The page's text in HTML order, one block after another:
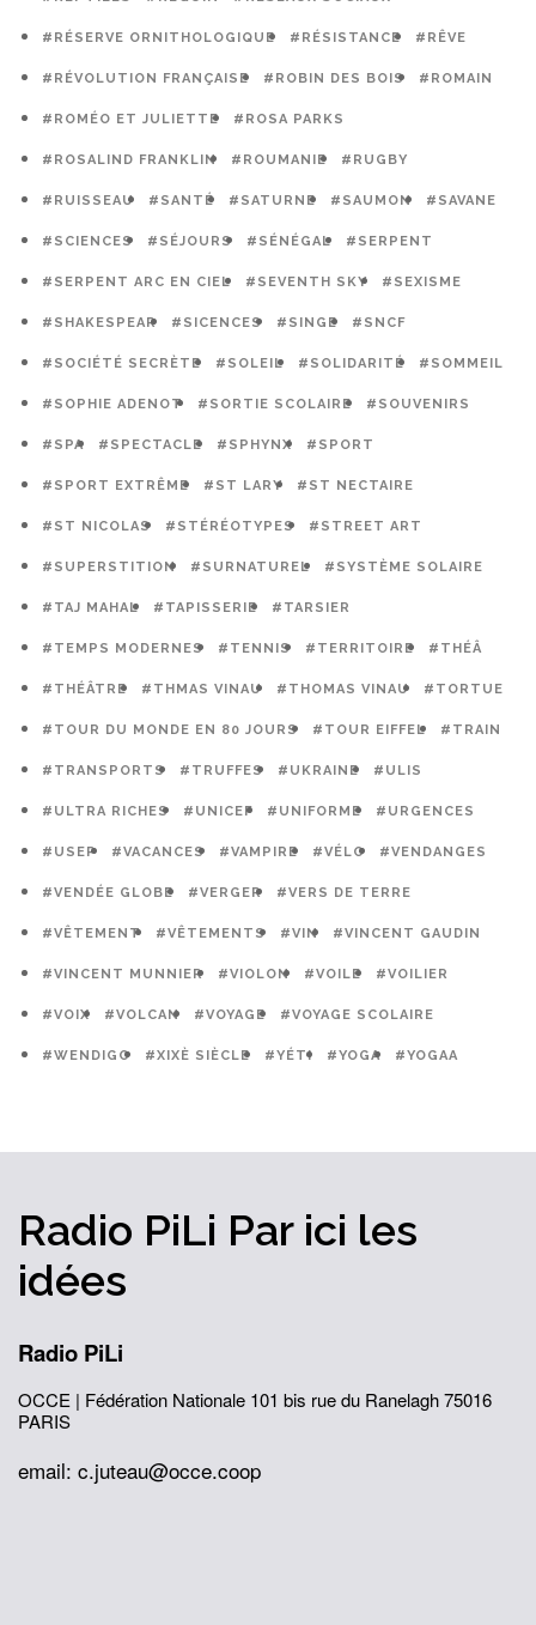
#RÉSERVE ORNITHOLOGIQUE #RÉSISTANCE #RÊVE
#RÉVOLUTION FRANÇAISE #ROBIN DES BOIS #ROMAIN
#ROMÉO ET JULIETTE #ROSA PARKS
#ROSALIND FRANKLIN #ROUMANIE #RUGBY
#RUISSEAU #SANTÉ #SATURNE #SAUMON #SAVANE
#SCIENCES #SÉJOURS #SÉNÉGAL #SERPENT
#SERPENT ARC EN CIEL #SEVENTH SKY #SEXISME
#SHAKESPEAR #SICENCES #SINGE #SNCF
#SOCIÉTÉ SECRÈTE #SOLEIL #SOLIDARITÉ #SOMMEIL
#SOPHIE ADENOT #SORTIE SCOLAIRE #SOUVENIRS
#SPA #SPECTACLE #SPHYNX #SPORT
#SPORT EXTRÊME #ST LARY #ST NECTAIRE
#ST NICOLAS #STÉRÉOTYPES #STREET ART
#SUPERSTITION #SURNATUREL #SYSTÈME SOLAIRE
#TAJ MAHAL #TAPISSERIE #TARSIER
#TEMPS MODERNES #TENNIS #TERRITOIRE #THÉÂ
#THÉÂTRE #THMAS VINAU #THOMAS VINAU #TORTUE
#TOUR DU MONDE EN 80 JOURS #TOUR EIFFEL #TRAIN
#TRANSPORTS #TRUFFES #UKRAINE #ULIS
#ULTRA RICHES #UNICEF #UNIFORME #URGENCES
#USEP #VACANCES #VAMPIRE #VÉLO #VENDANGES
#VENDÉE GLOBE #VERGER #VERS DE TERRE
#VÊTEMENT #VÊTEMENTS #VIN #VINCENT GAUDIN
#VINCENT MUNNIER #VIOLON #VOILE #VOILIER
#VOIX #VOLCAN #VOYAGE #VOYAGE SCOLAIRE
#WENDIGO #XIXÈ SIÈCLE #YÉTI #YOGA #YOGAA
Radio PiLi Par ici les
idées
Radio PiLi
OCCE | Fédération Nationale 101 bis rue du Ranelagh75016
PARIS
email: c.juteau@occe.coop